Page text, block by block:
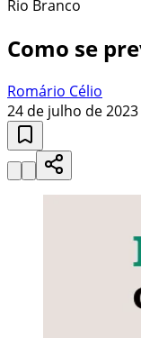
Rio Branco
Como se
Romário Célio
24 de julho de 2023